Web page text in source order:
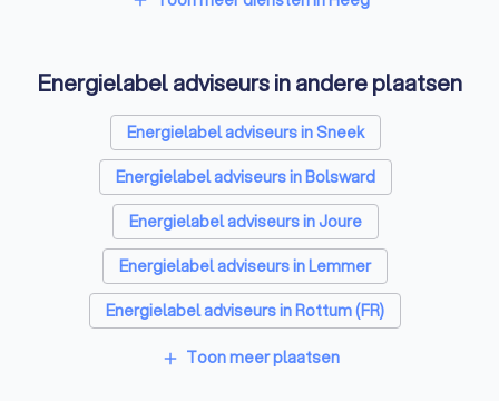
Energielabel adviseurs in andere plaatsen
Energielabel adviseurs in Sneek
Energielabel adviseurs in Bolsward
Energielabel adviseurs in Joure
Energielabel adviseurs in Lemmer
Energielabel adviseurs in Rottum (FR)
Energielabel adviseurs in Zurich
add Toon meer plaatsen